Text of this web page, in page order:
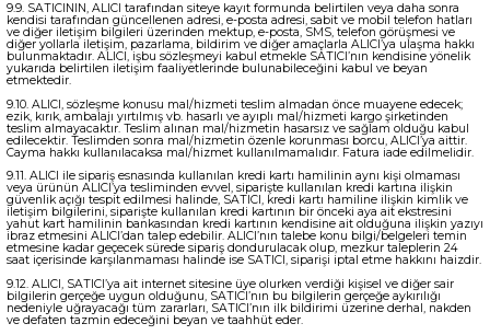
9.9. SATICININ, ALICI tarafından siteye kayıt formunda belirtilen veya daha sonra
kendisi tarafından güncellenen adresi, e-posta adresi, sabit ve mobil telefon hatları
ve diğer iletişim bilgileri üzerinden mektup, e-posta, SMS, telefon görüşmesi ve
diğer yollarla iletişim, pazarlama, bildirim ve diğer amaçlarla ALICI’ya ulaşma hakkı
bulunmaktadır. ALICI, işbu sözleşmeyi kabul etmekle SATICI’nın kendisine yönelik
yukarıda belirtilen iletişim faaliyetlerinde bulunabileceğini kabul ve beyan
etmektedir.
9.10. ALICI, sözleşme konusu mal/hizmeti teslim almadan önce muayene edecek;
ezik, kırık, ambalajı yırtılmış vb. hasarlı ve ayıplı mal/hizmeti kargo şirketinden
teslim almayacaktır. Teslim alınan mal/hizmetin hasarsız ve sağlam olduğu kabul
edilecektir. Teslimden sonra mal/hizmetin özenle korunması borcu, ALICI’ya aittir.
Cayma hakkı kullanılacaksa mal/hizmet kullanılmamalıdır. Fatura iade edilmelidir.
9.11. ALICI ile sipariş esnasında kullanılan kredi kartı hamilinin aynı kişi olmaması
veya ürünün ALICI’ya tesliminden evvel, siparişte kullanılan kredi kartına ilişkin
güvenlik açığı tespit edilmesi halinde, SATICI, kredi kartı hamiline ilişkin kimlik ve
iletişim bilgilerini, siparişte kullanılan kredi kartının bir önceki aya ait ekstresini
yahut kart hamilinin bankasından kredi kartının kendisine ait olduğuna ilişkin yazıyı
ibraz etmesini ALICI’dan talep edebilir. ALICI’nın talebe konu bilgi/belgeleri temin
etmesine kadar geçecek sürede sipariş dondurulacak olup, mezkur taleplerin 24
saat içerisinde karşılanmaması halinde ise SATICI, siparişi iptal etme hakkını haizdir.
9.12. ALICI, SATICI’ya ait internet sitesine üye olurken verdiği kişisel ve diğer sair
bilgilerin gerçeğe uygun olduğunu, SATICI’nın bu bilgilerin gerçeğe aykırılığı
nedeniyle uğrayacağı tüm zararları, SATICI’nın ilk bildirimi üzerine derhal, nakden
ve defaten tazmin edeceğini beyan ve taahhüt eder.